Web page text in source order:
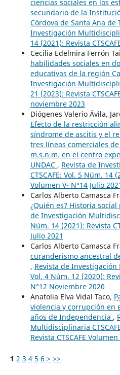
ciencias sociales en los
secundario de la
Córdova de Santa Ana de
Investigación
14 (2021): Revista
Cecilia Edelmira Ferrón
habilidades sociales en
educativas de la región
Investigación
21 (2023): Revista
noviembre 2023
Diógenes Valerio Ávila,
Efecto de la restricción
síndrome de ascitis y el
tres líneas comerciales
m.s.n.m. en el centro
UNDAC , Revista de
CTSCAFE: Vol. 5 Núm. 14
Volumen V- N°14 Julio
Carlos Alberto Camasca
¿Quién es? Historia
de Investigación
Núm. 14 (2021): Revista
Julio 2021
Carlos Alberto Camasca
curanderismo ancestral
, Revista de Investigación
Vol. 4 Núm. 12 (2020):
N°12 Noviembre 2020
Anatolia Elva Vidal Taco,
violencia y corrupción en
años de Independencia ,
Multidisciplinaria
Revista CTSCAFE
1 2 3 4 5 6 > >>